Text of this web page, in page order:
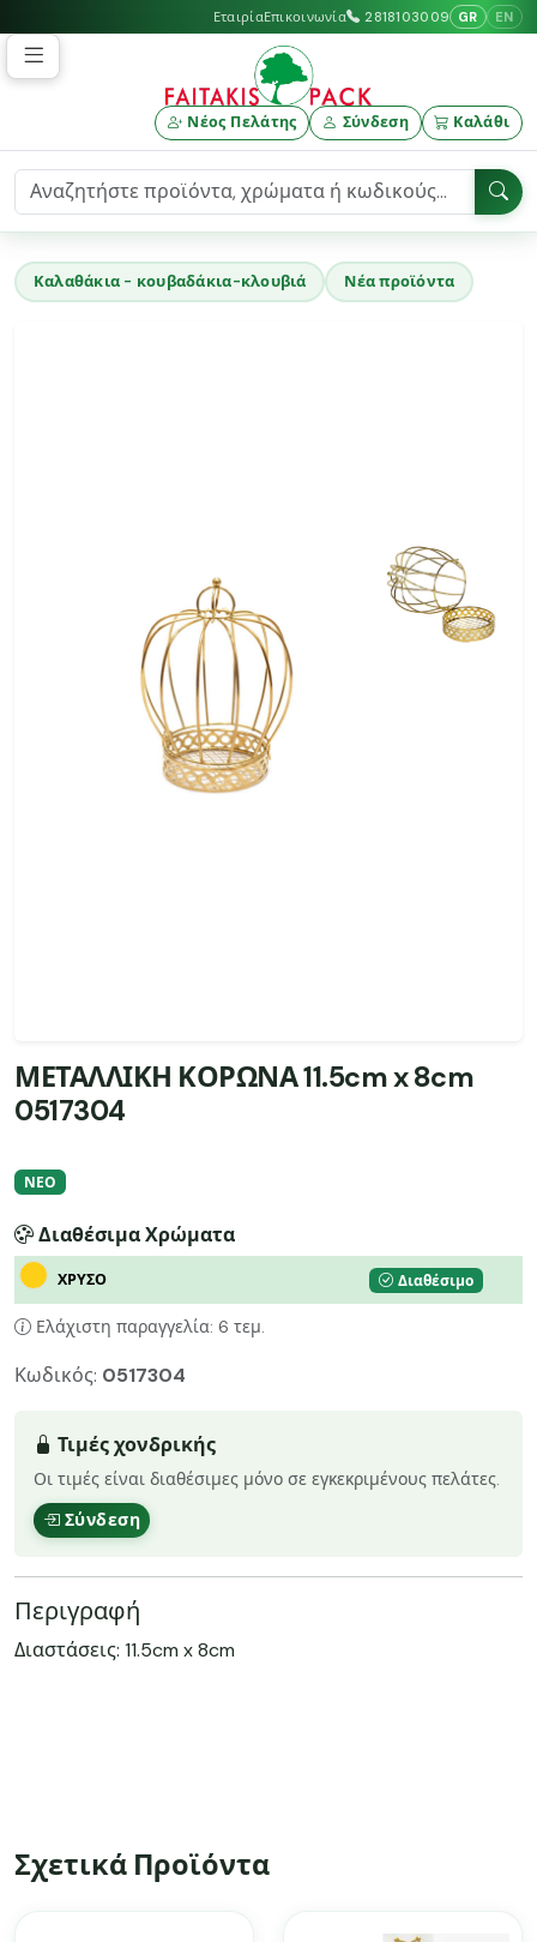
ΕταιρίαΕπικοινωνία 2818103009 GR EN
Νέος Πελάτης Σύνδεση Καλάθι
Καλαθάκια - κουβαδάκια-κλουβιά Νέα προϊόντα
ΜΕΤΑΛΛΙΚΗ ΚΟΡΩΝΑ 11.5cm x 8cm
0517304
ΝΕΟ
Διαθέσιμα Χρώματα
ΧΡΥΣΟ Διαθέσιμο
Ελάχιστη παραγγελία: 6 τεμ.
Κωδικός: 0517304
Τιμές χονδρικής
Οι τιμές είναι διαθέσιμες μόνο σε εγκεκριμένους πελάτες.
Σύνδεση
Περιγραφή
Διαστάσεις: 11.5cm x 8cm
Σχετικά Προϊόντα